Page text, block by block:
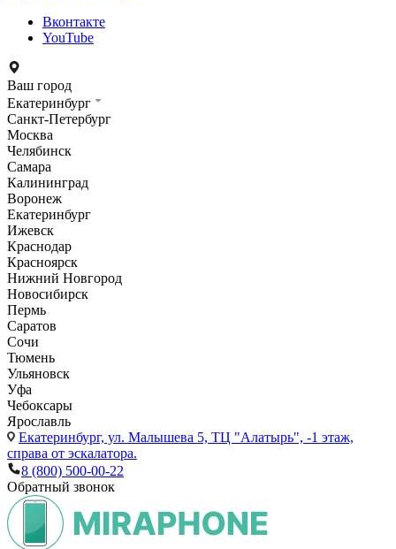
Вконтакте
YouTube
Ваш город
Екатеринбург
Санкт-Петербург
Москва
Челябинск
Самара
Калининград
Воронеж
Екатеринбург
Ижевск
Краснодар
Красноярск
Нижний Новгород
Новосибирск
Пермь
Саратов
Сочи
Тюмень
Ульяновск
Уфа
Чебоксары
Ярославль
Екатеринбург, ул. Малышева 5, ТЦ "Алатырь", -1 этаж,
справа от эскалатора.
8 (800) 500-00-22
Обратный звонок